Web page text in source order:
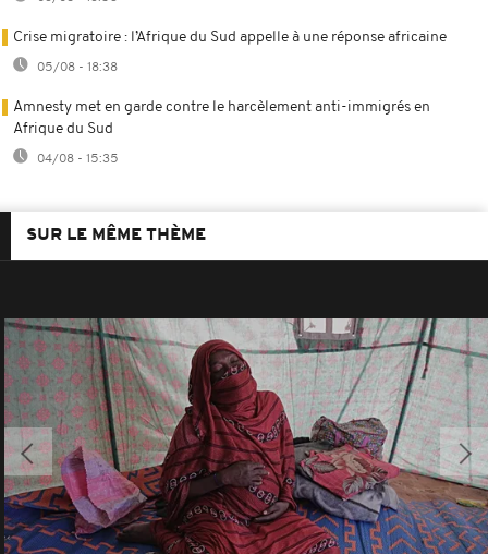
Crise migratoire : l’Afrique du Sud appelle à une réponse africaine
05/08 - 18:38
Amnesty met en garde contre le harcèlement anti-immigrés en
Afrique du Sud
04/08 - 15:35
SUR LE MÊME THÈME